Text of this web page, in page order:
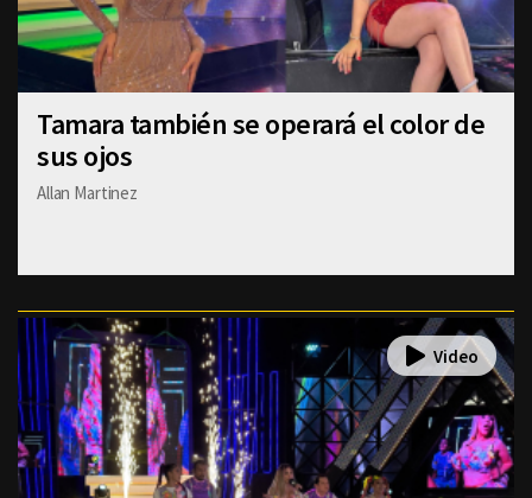
Tamara también se operará el color de
sus ojos
Allan Martinez